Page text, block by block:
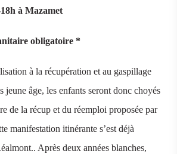
à Mazamet
obligatoire *
à la récupération et au gaspillage
jeune âge, les enfants seront donc choyés
de la récup et du réemploi proposée par
manifestation itinérante s’est déjà
Après deux années blanches,